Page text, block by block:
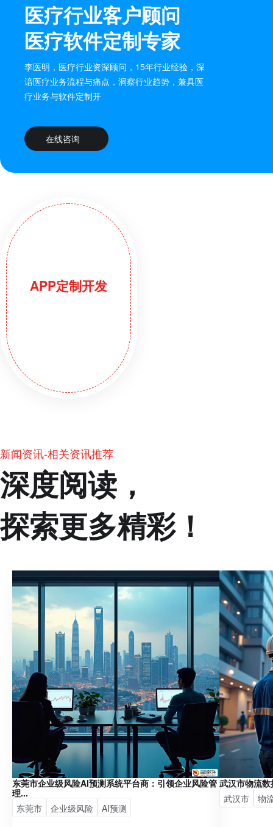
医疗行业客户顾问
医疗软件定制专家
李医明，医疗行业资深顾问，15年行业经验，深
谙医疗业务流程与痛点，洞察行业趋势，兼具医
疗业务与软件定制开
在线咨询
APP定制开发
新闻资讯-相关资讯推荐
深度阅读，
探索更多精彩！
东莞市企业级风险AI预测系统平台商：引领企业风险管
理...
东莞市
企业级风险 AI预测
武汉市物流
武汉市
物